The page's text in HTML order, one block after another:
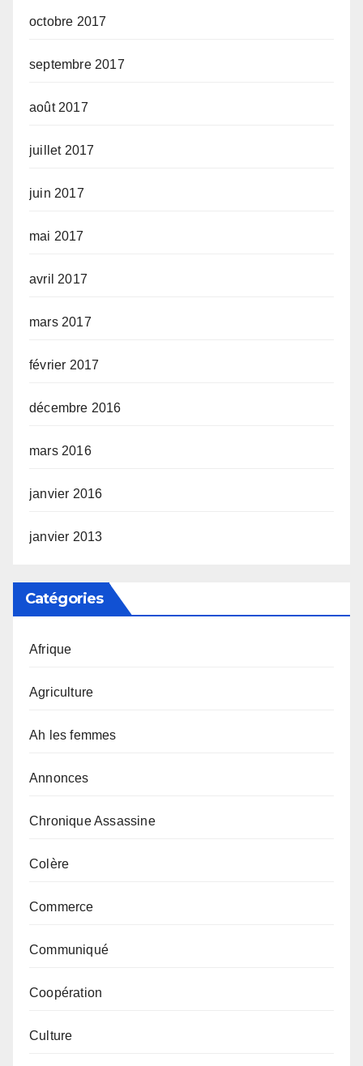
octobre 2017
septembre 2017
août 2017
juillet 2017
juin 2017
mai 2017
avril 2017
mars 2017
février 2017
décembre 2016
mars 2016
janvier 2016
janvier 2013
Catégories
Afrique
Agriculture
Ah les femmes
Annonces
Chronique Assassine
Colère
Commerce
Communiqué
Coopération
Culture